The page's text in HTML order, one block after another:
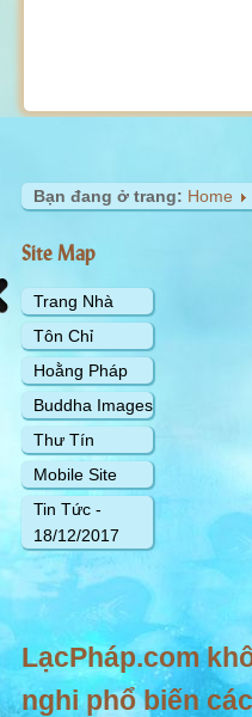
Bạn đang ở trang: Home
Site Map
Trang Nhà
Tôn Chỉ
Hoằng Pháp
Buddha Images
Thư Tín
Mobile Site
Tin Tức -
18/12/2017
LạcPháp.com
nghi phổ biến